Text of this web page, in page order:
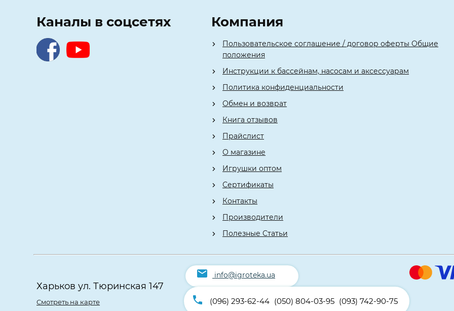
Каналы в соцсетях Компания
Пользовательское соглашение / договор оферты Общие
положения
Инструкции к бассейнам, насосам и аксессуарам
Политика конфиденциальности
Обмен и возврат
Книга отзывов
Прайслист
О магазине
Игрушки оптом
Сертификаты
Контакты
Производители
Полезные Статьи
Харьков ул. Тюринская 147
Смотреть на карте
info@igroteka.ua
(096) 293-62-44 (050) 804-03-95 (093) 742-90-75